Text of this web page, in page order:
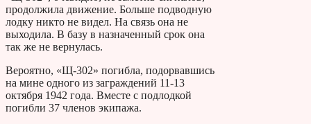
продолжила движение. Больше подводную
лодку никто не видел. На связь она не
выходила. В базу в назначенный срок она
так же не вернулась.
Вероятно, «Щ-302» погибла, подорвавшись
на мине одного из заграждений 11-13
октября 1942 года. Вместе с подлодкой
погибли 37 членов экипажа.